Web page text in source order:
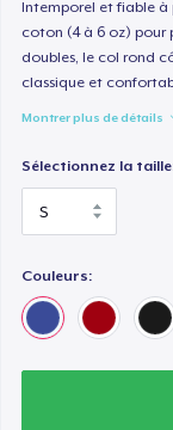
Intemporel et fiable à
coton (4 à 6 oz) pour
doubles, le col rond
classique et
Montrer plus de détails
Sélectionnez la
Couleurs: